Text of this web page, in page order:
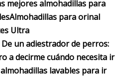
mejores almohadillas para
Almohadillas para orinal
Ultra
De un adiestrador de perros:
a decirme cuándo necesita ir
lavables para ir